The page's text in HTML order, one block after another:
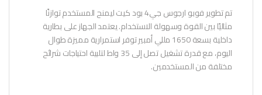
تم تطوير فوبو ارجوس جي4 بود كيت ليمنح المستخدم توازنًا
مثاليًا بين القوة وسهولة الاستخدام. يعتمد الجهاز على بطارية
داخلية بسعة 1650 مللي أمبير توفر استمرارية مميزة طوال
اليوم، مع قدرة تشغيل تصل إلى 35 واط لتلبية احتياجات شرائح
مختلفة من المستخدمين.